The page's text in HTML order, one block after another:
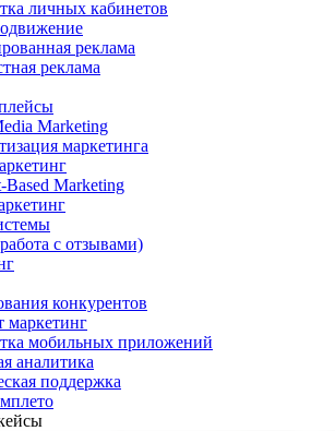
личных кабинетов
реклама
реклама
Marketing
маркетинга
Based Marketing
с отзывами)
конкурентов
маркетинг
мобильных приложений
аналитика
поддержка